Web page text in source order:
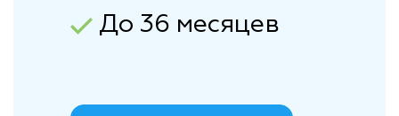
До 36 месяцев